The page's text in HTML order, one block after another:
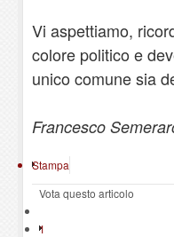
Vi aspettiamo,
colore politico e
unico comune sia
Francesco
Stampa
Vota questo articolo
1